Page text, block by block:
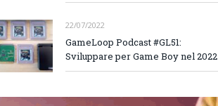
22/07/2022
GameLoop Podcast #GL51:
Sviluppare per Game Boy nel 2022